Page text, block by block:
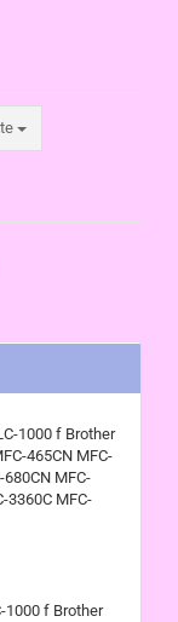
1000 f Brother
465CN MFC-
MFC-
3360C MFC-
1000 f Brother